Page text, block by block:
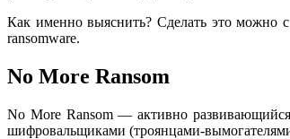
Как именно выяснить? Сделать это можно
ransomware.
No More Ransom
No More Ransom — активно
шифровальщиками (троянцами-